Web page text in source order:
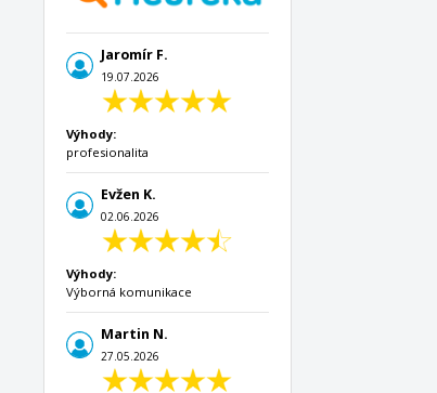
Jaromír F.
19.07.2026
Výhody:
profesionalita
Evžen K.
02.06.2026
Výhody:
Výborná komunikace
Martin N.
27.05.2026